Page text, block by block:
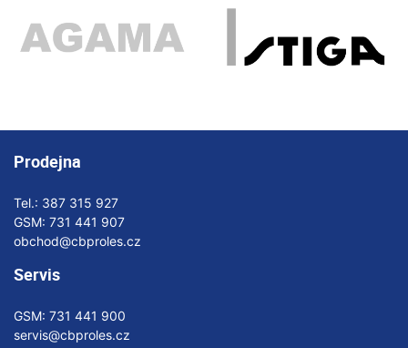
Prodejna
Tel.: 387 315 927
GSM: 731 441 907
obchod@cbproles.cz
Servis
GSM: 731 441 900
servis@cbproles.cz